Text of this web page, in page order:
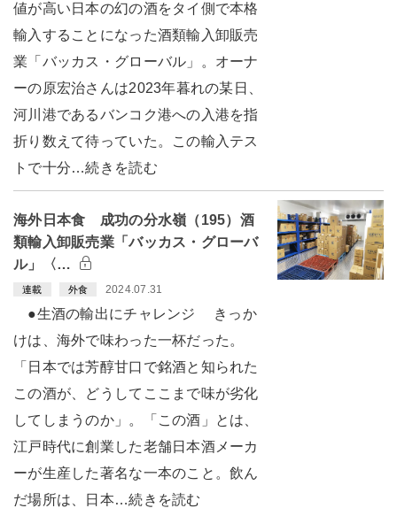
値が高い日本の幻の酒をタイ側で本格
輸入することになった酒類輸入卸販売
業「バッカス・グローバル」。オーナ
ーの原宏治さんは2023年暮れの某日、
河川港であるバンコク港への入港を指
折り数えて待っていた。この輸入テス
トで十分…続きを読む
海外日本食 成功の分水嶺（195）酒
類輸入卸販売業「バッカス・グローバ
ル」〈…
連載 外食 2024.07.31
●生酒の輸出にチャレンジ きっか
けは、海外で味わった一杯だった。
「日本では芳醇甘口で銘酒と知られた
この酒が、どうしてここまで味が劣化
してしまうのか」。「この酒」とは、
江戸時代に創業した老舗日本酒メーカ
ーが生産した著名な一本のこと。飲ん
だ場所は、日本…続きを読む